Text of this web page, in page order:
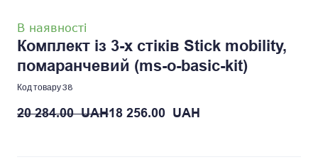
В наявності
Комплект із 3-х стіків Stick mobility,
помаранчевий (ms-o-basic-kit)
Код товару 38
20 284.00  UAH18 256.00  UAH